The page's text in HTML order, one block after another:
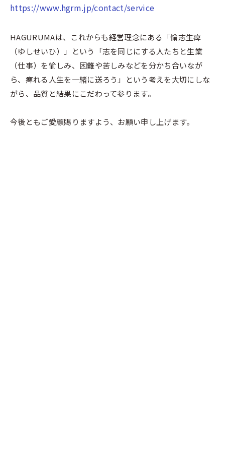
https://www.hgrm.jp/contact/service
HAGURUMAは、これからも経営理念にある「愉志生痺
（ゆしせいひ）」という「志を同じにする人たちと生業
（仕事）を愉しみ、困難や苦しみなどを分かち合いなが
ら、痺れる人生を一緒に送ろう」という考えを大切にしな
がら、品質と結果にこだわって参ります。
今後ともご愛顧賜りますよう、お願い申し上げます。